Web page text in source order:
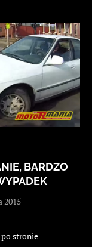
BARDZO
2015
stronie